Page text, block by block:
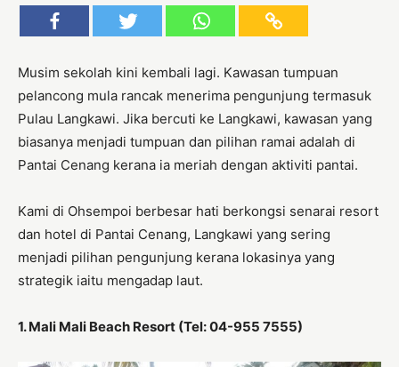
Musim sekolah kini kembali lagi. Kawasan tumpuan
pelancong mula rancak menerima pengunjung termasuk
Pulau Langkawi. Jika bercuti ke Langkawi, kawasan yang
biasanya menjadi tumpuan dan pilihan ramai adalah di
Pantai Cenang kerana ia meriah dengan aktiviti pantai.
Kami di Ohsempoi berbesar hati berkongsi senarai resort
dan hotel di Pantai Cenang, Langkawi yang sering
menjadi pilihan pengunjung kerana lokasinya yang
strategik iaitu mengadap laut.
1. Mali Mali Beach Resort (Tel: 04-955 7555)